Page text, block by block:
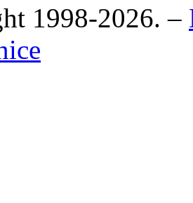
1998-2026. –